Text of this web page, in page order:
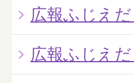
広報ふじえ
広報ふじえ